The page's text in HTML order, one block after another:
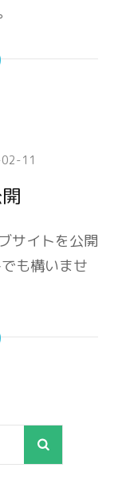
11
サイトを公開
も構いませ